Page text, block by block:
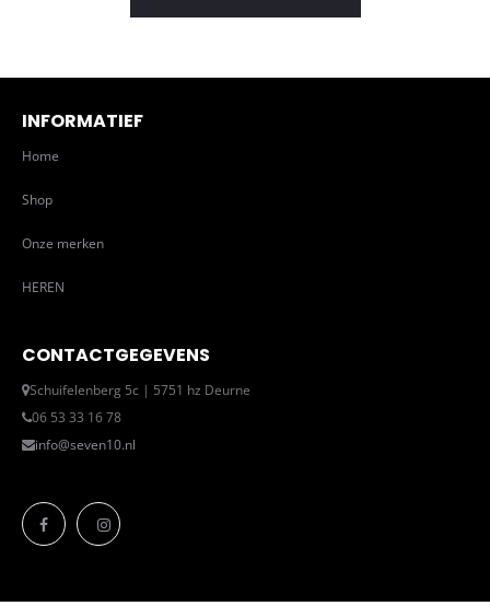
INFORMATIEF
Home
Shop
Onze merken
HEREN
CONTACTGEGEVENS
Schuifelenberg 5c | 5751 hz Deurne
06 53 33 16 78
info@seven10.nl